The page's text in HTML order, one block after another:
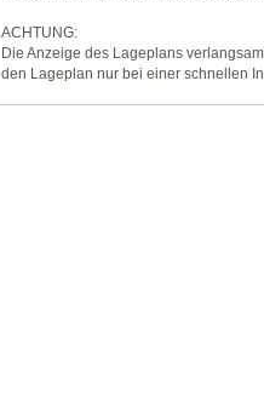
ACHTUNG:
Die Anzeige des Lageplans
den Lageplan nur bei einer schnellen